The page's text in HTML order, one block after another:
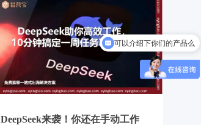
DeepSeek来袭！你还在手动工作
可以介绍下你们的产品么